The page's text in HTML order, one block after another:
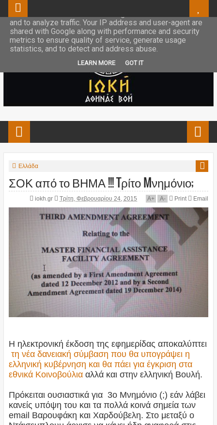
Ελλάδα
ΣΟΚ από το ΒΗΜΑ !!! Tρίτο Mνημόνιο;
iokh.gr Τρίτη, Φεβρουαρίου 24, 2015 A+ A- Print Email
Η ηλεκτρονική έκδοση της εφημερίδας αποκαλύπτει
τη νέα δανειακή σύμβαση που θα υπογράψει η
ελληνική κυβέρνηση και θα πάει για έγκριση στα
εθνικά Κοινοβούλια αλλά και στην ελληνική Βουλή.
Πρόκειται ουσιαστικά για 3ο Μνημόνιο (;) εάν λάβει
κανείς υπόψη του και τα πολλά κοινά σημεία των
email Βαρουφάκη και Χαρδούβελη. Στο μεταξύ ο
This site uses cookies from Google to deliver its services
and to analyze traffic. Your IP address and user-agent are
shared with Google along with performance and security
metrics to ensure quality of service, generate usage
statistics, and to detect and address abuse.
LEARN MORE GOT IT